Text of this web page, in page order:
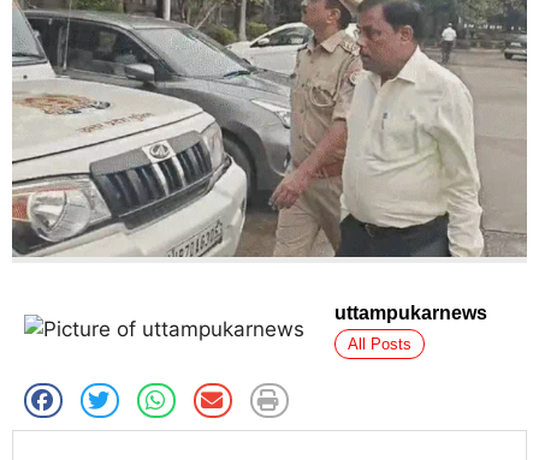
uttampukarnews
All Posts